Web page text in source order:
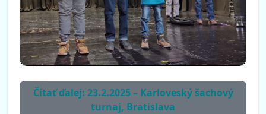
Čítať ďalej: 23.2.2025 – Karloveský šachový
turnaj, Bratislava